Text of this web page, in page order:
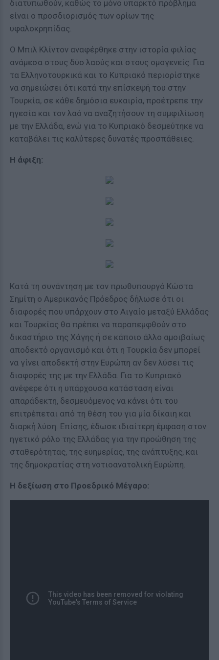
διατυπωθούν, καθώς το μόνο υπαρκτό πρόβλημα
είναι ο προσδιορισμός των ορίων της
υφαλοκρηπίδας.
Ο Μπιλ Κλίντον αναφέρθηκε στην ιστορία φιλίας
ανάμεσα στους δύο λαούς και στους ομογενείς. Για
τα Ελληνοτουρκικά και το Κυπριακό περιορίστηκε
να σημειώσει ότι κατά την επίσκεψή του στην
Τουρκία, σε κάθε δημόσια ευκαιρία, προέτρεπε την
ηγεσία και τον λαό να αναζητήσουν τη συμφιλίωση
με την Ελλάδα, ενώ για το Κυπριακό δεσμεύτηκε να
καταβάλει τις καλύτερες δυνατές προσπάθειες.
Η άφιξη:
Κατά τη συνάντηση με τον πρωθυπουργό Κώστα
Σημίτη ο Αμερικανός Πρόεδρος δήλωσε ότι οι
διαφορές που υπάρχουν στο Αιγαίο μεταξύ Ελλάδας
και Τουρκίας θα πρέπει να παραπεμφθούν στο
δικαστήριο της Χάγης ή σε κάποιο άλλο αμοιβαίως
αποδεκτό οργανισμό και ότι η Τουρκία δεν μπορεί
να γίνει αποδεκτή στην Ευρώπη αν δεν λύσει τις
διαφορές της με την Ελλάδα. Για το Κυπριακό
ανέφερε ότι η υπάρχουσα κατάσταση είναι
απαράδεκτη, δεσμευόμενος να κάνει ότι του
επιτρέπεται από τη θέση του για μία δίκαιη και
διαρκή λύση. Επίσης, έδωσε ιδιαίτερη έμφαση στον
ηγετικό ρόλο της Ελλάδας για την προώθηση της
σταθερότητας, της ευημερίας, της ανάπτυξης, και
της δημοκρατίας στη νοτιοανατολική Ευρώπη.
Η δεξίωση στο Προεδρικό Μέγαρο: